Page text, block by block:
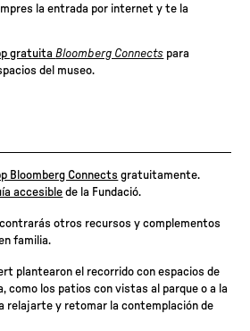
la entrada por internet y te la
gratuitaBloomberg Connects para
del museo.
Bloomberg Connects gratuitamente.
accesible de la Fundació.
otros recursos y complementos
familia.
plantearon el recorrido con espacios de
como los patios con vistas al parque o a la
relajarte y retomar la contemplación de